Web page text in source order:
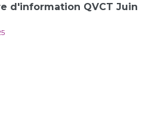
d'information QVCT Juin